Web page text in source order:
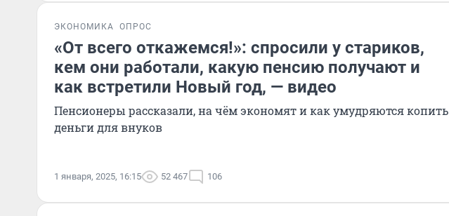
ЭКОНОМИКА ОПРОС
«От всего откажемся!»: спросили у стариков,
кем они работали, какую пенсию получают и
как встретили Новый год, — видео
Пенсионеры рассказали, на чём экономят и как умудряются копить
деньги для внуков
1 января, 2025, 16:15 52 467 106